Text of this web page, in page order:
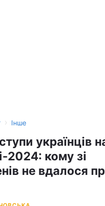
› Інше
українців
2024: кому зі
не вдалося